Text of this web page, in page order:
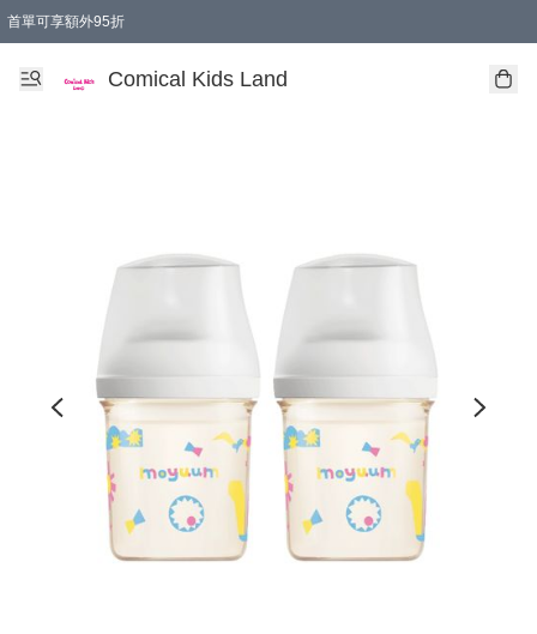
首單可享額外95折
Comical Kids Land